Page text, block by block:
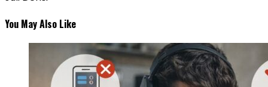
You May Also Like